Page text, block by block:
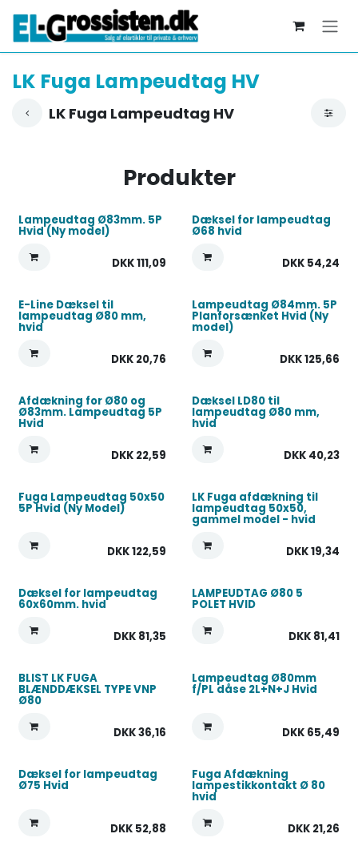
LK Fuga Lampeudtag HV
LK Fuga Lampeudtag HV
Produkter
Lampeudtag Ø83mm. 5P
Hvid (Ny model)
DKK111,09
Dæksel for lampeudtag
Ø68 hvid
DKK 54,24
E-Line Dæksel til
lampeudtag Ø80 mm,
hvid
DKK 20,76
Lampeudtag Ø84mm. 5P
Planforsænket Hvid (Ny
model)
DKK125,66
Afdækning for Ø80 og
Ø83mm. Lampeudtag 5P
Hvid
DKK 22,59
Dæksel LD80 til
lampeudtag Ø80 mm,
hvid
DKK 40,23
Fuga Lampeudtag 50x50
5P Hvid (Ny Model)
DKK122,59
LK Fuga afdækning til
lampeudtag 50x50,
gammel model - hvid
DKK19,34
Dæksel for lampeudtag
60x60mm. hvid
DKK 81,35
LAMPEUDTAG Ø80 5
POLET HVID
DKK 81,41
BLIST LK FUGA
BLÆNDDÆKSEL TYPE VNP
Ø80
DKK36,16
Lampeudtag Ø80mm
f/PL dåse 2L+N+J Hvid
DKK 65,49
Dæksel for lampeudtag
Ø75 Hvid
DKK 52,88
Fuga Afdækning
lampestikkontakt Ø 80
hvid
DKK 21,26